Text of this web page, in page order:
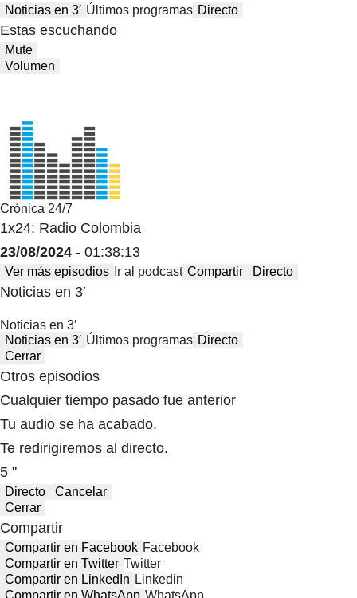
Noticias en 3′ Últimos programas Directo
Estas escuchando
Mute
Volumen
Crónica 24/7
1x24: Radio Colombia
23/08/2024 - 01:38:13
Ver más episodios Ir al podcast Compartir Directo
Noticias en 3′
Noticias en 3′
Noticias en 3′ Últimos programas Directo
Cerrar
Otros episodios
Cualquier tiempo pasado fue anterior
Tu audio se ha acabado.
Te redirigiremos al directo.
5 "
Directo
Cancelar
Cerrar
Compartir
Compartir en Facebook Facebook
Compartir en Twitter Twitter
Compartir en LinkedIn Linkedin